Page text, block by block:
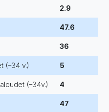
2.9
47.6
36
(–34 v.) 5
(–34v.) 4
47